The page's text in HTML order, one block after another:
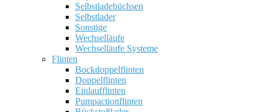
Selbstladebüchsen
Selbstlader
Sonstige
Wechselläufe
Wechselläufe Systeme
Flinten
Bockdoppelflinten
Doppelflinten
Einlaufflinten
Pumpactionflinten